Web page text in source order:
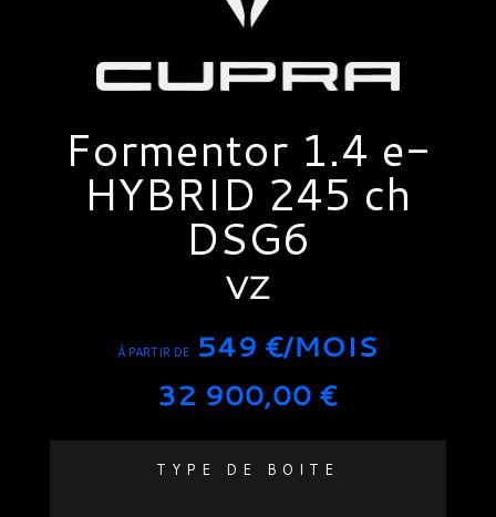
Formentor 1.4 e-
HYBRID 245 ch
DSG6
VZ
À PARTIR DE549 €/MOIS
32 900,00€
TYPE DE BOITE